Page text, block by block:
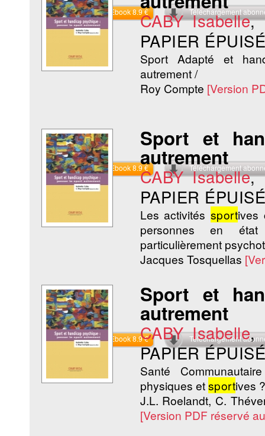
Commander l'Ebook 8.9 € Téléchargement
CABY Isabelle,
PAPIER
Sport Adapté et
autrement /
Roy Compte [Version
Commander l'Ebook 8.9 € Téléchargement
Sport et
autrement
CABY Isabelle,
PAPIER
Les activités sportives
personnes en
particulièrement
Jacques Tosquellas
Commander l'Ebook 8.9 € Téléchargement
Sport et
autrement
CABY Isabelle,
PAPIER
Santé
physiques etsportives
J.L. Roelandt, C.
[Version PDF réservé